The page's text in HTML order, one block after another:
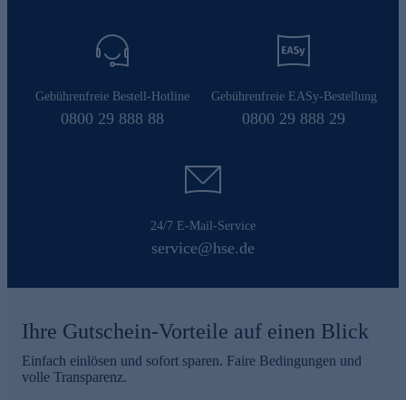
Gebührenfreie Bestell-Hotline
0800 29 888 88
Gebührenfreie EASy-Bestellung
0800 29 888 29
24/7 E-Mail-Service
service@hse.de
Ihre Gutschein-Vorteile auf einen Blick
Einfach einlösen und sofort sparen. Faire Bedingungen und
volle Transparenz.